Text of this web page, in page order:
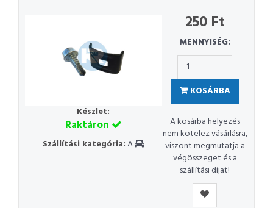
Készlet:
Raktáron
Szállítási kategória:A
250 Ft
MENNYISÉG:
KOSÁRBA
A kosárba helyezés
nem kötelez vásárlásra,
viszont megmutatja a
végösszeget és a
szállítási díjat!